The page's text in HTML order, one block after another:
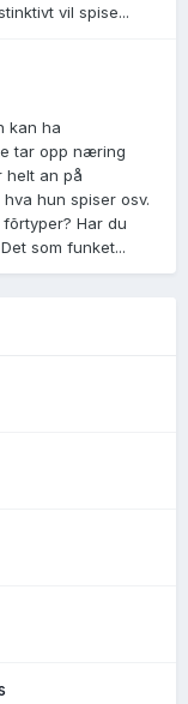
vil spise...
kan ha
tar opp næring
helt an på
hun spiser osv.
Har du
som funket...